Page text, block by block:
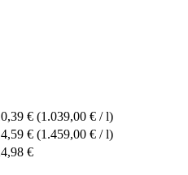
€ (1.039,00 € / l)
€ (1.459,00 € / l)
€